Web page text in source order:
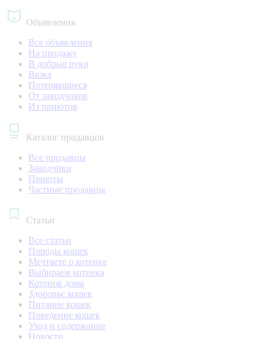
Объявления
Все объявления
На продажу
В добрые руки
Вязка
Потерявшиеся
От заводчиков
Из приютов
Каталог продавцов
Все продавцы
Заводчики
Приюты
Частные продавцы
Статьи
Все статьи
Породы кошек
Мечтаете о котенке
Выбираем котенка
Котенок дома
Здоровье кошек
Питание кошек
Поведение кошек
Уход и содержание
Новости